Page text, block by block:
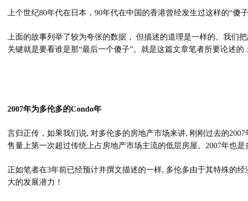
上个世纪80年代在日本， 90年代在中国的香港曾经发生过这样的“傻
上面的故事列举了较为夸张的数据， 但描述的道理是一样的。我们
关键就是要看谁是那“最后一个傻子”。就是这篇文章笔者所要论述的
2007年为多伦多的Condo年
言归正传，如果我们说, 对多伦多的房地产市场来讲, 刚刚过去的2007
售量上第一次超过传统上占房地产市场主流的低层房屋。 2007年也是
正如笔者在3年前已经预计并撰文描述的一样, 多伦多由于其特殊的经
大的发展潜力！